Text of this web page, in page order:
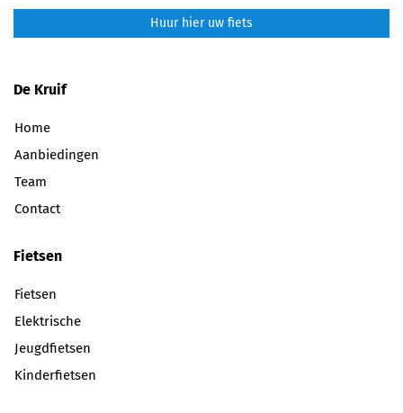
Huur hier uw fiets
De Kruif
Home
Aanbiedingen
Team
Contact
Fietsen
Fietsen
Elektrische
Jeugdfietsen
Kinderfietsen